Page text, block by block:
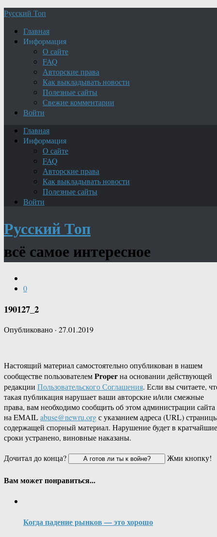
Русский Топ
Главная
Информация
О сайте
FAQ
Авторские права
Как выкладывать новости
Полезные сайты
Свежие комментарии
Войти
Главная
Информация
О сайте
FAQ
Авторские права
Как выкладывать новости
Полезные сайты
Войти
Русский Топ
всё самое интересное
0
190127_2
Опубликовано · 27.01.2019
Настоящий материал самостоятельно опубликован в нашем
сообществе пользователемProperна основании действующей
редакции Пользовательского Соглашения. Если вы считаете,
такая публикация нарушает ваши авторские и/или смежные
права, вам необходимо сообщить об этом администрации сайта
на EMAILabuse@newru.orgс указанием адреса (URL)
содержащей спорный материал. Нарушение будет в кратчайшие
сроки устранено, виновные наказаны.
Дочитал до конца?
Жми кнопку!
Вам может понравиться...
Когда падение рынков — это хорошо